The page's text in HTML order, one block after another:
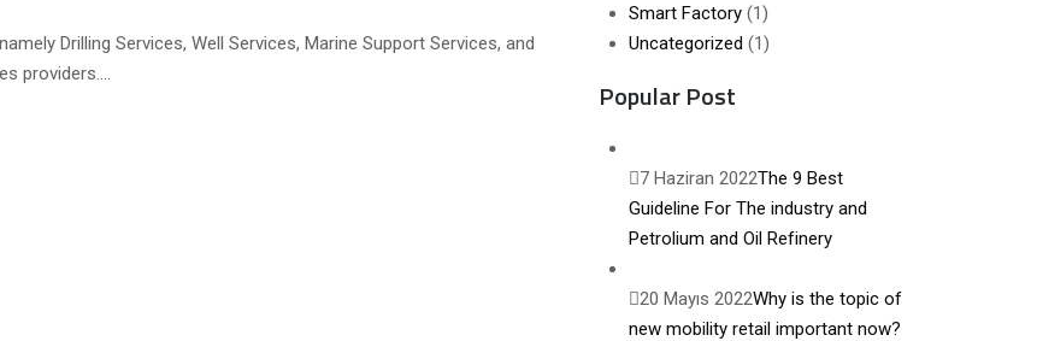
Drilling Services, Well Services, Marine Support Services, and
providers....
Smart Factory(1)
Uncategorized (1)
Popular Post
7 Haziran 2022The 9 Best
Guideline For The industry and
Petrolium and Oil Refinery
20 Mayıs 2022Why is the topic of
new mobility retail important now?